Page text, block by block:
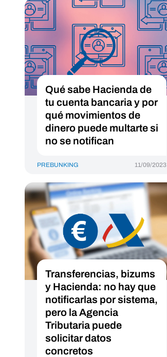
Qué sabe Hacienda de
tu cuenta bancaria y por
qué movimientos de
dinero puede multarte si
no se notifican
PREBUNKING 11/09/2023
Transferencias, bizums
y Hacienda: no hay que
notificarlas por sistema,
pero la Agencia
Tributaria puede
solicitar datos
concretos